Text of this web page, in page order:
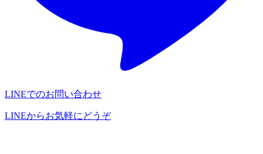
LINEでのお問い合わせ
LINEからお気軽にどうぞ